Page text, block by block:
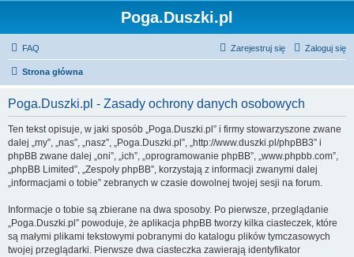
Poga.Duszki.pl
FAQ Zaloguj się
Zarejestruj się
Strona główna
Poga.Duszki.pl - Zasady ochrony danych osobowych
Ten tekst opisuje, w jaki sposób „Poga.Duszki.pl” i firmy stowarzyszone zwane
dalej „my”, „nas”, „nasz”, „Poga.Duszki.pl”, „http://www.duszki.pl/phpBB3” i
phpBB zwane dalej „oni”, „ich”, „oprogramowanie phpBB”, „www.phpbb.com”,
„phpBB Limited”, „Zespoły phpBB”, korzystają z informacji zwanymi dalej
„informacjami o tobie” zebranych w czasie dowolnej twojej sesji na forum.
Informacje o tobie są zbierane na dwa sposoby. Po pierwsze, przeglądanie
„Poga.Duszki.pl” powoduje, że aplikacja phpBB tworzy kilka ciasteczek, które
są małymi plikami tekstowymi pobranymi do katalogu plików tymczasowych
twojej przeglądarki. Pierwsze dwa ciasteczka zawierają identyfikator